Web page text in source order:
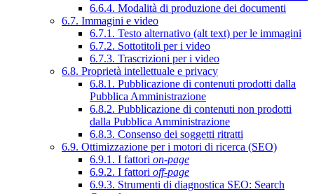
6.6.4. Modalità di produzione dei documenti
6.7. Immagini e video
6.7.1. Testo alternativo (alt text) per le immagini
6.7.2. Sottotitoli per i video
6.7.3. Trascrizioni per i video
6.8. Proprietà intellettuale e privacy
6.8.1. Pubblicazione di contenuti prodotti dalla
Pubblica Amministrazione
6.8.2. Pubblicazione di contenuti non prodotti
dalla Pubblica Amministrazione
6.8.3. Consenso dei soggetti ritratti
6.9. Ottimizzazione per i motori di ricerca (SEO)
6.9.1. I fattori on-page
6.9.2. I fattori off-page
6.9.3. Strumenti di diagnostica SEO: Search